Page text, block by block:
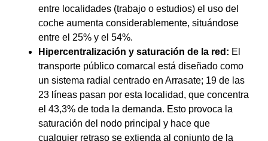
entre localidades (trabajo o estudios) el uso del
coche aumenta considerablemente, situándose
entre el 25% y el 54%.
Hipercentralización y saturación de la red: El
transporte público comarcal está diseñado como
un sistema radial centrado en Arrasate; 19 de las
23 líneas pasan por esta localidad, que concentra
el 43,3% de toda la demanda. Esto provoca la
saturación del nodo principal y hace que
cualquier retraso se extienda al conjunto de la